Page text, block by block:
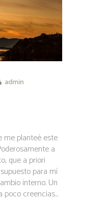
admin
me planteé este
a
que a priori
para mí
interno. Un
creencias...